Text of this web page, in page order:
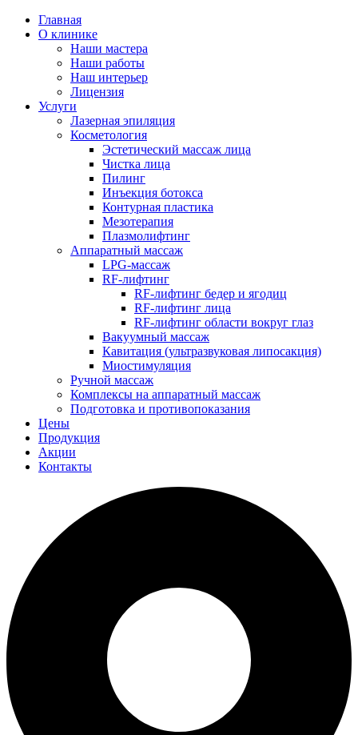
Главная
О клинике
Наши мастера
Наши работы
Наш интерьер
Лицензия
Услуги
Лазерная эпиляция
Косметология
Эстетический массаж лица
Чистка лица
Пилинг
Инъекция ботокса
Контурная пластика
Мезотерапия
Плазмолифтинг
Аппаратный массаж
LPG-массаж
RF-лифтинг
RF-лифтинг бедер и ягодиц
RF-лифтинг лица
RF-лифтинг области вокруг глаз
Вакуумный массаж
Кавитация (ультразвуковая липосакция)
Миостимуляция
Ручной массаж
Комплексы на аппаратный массаж
Подготовка и противопоказания
Цены
Продукция
Акции
Контакты